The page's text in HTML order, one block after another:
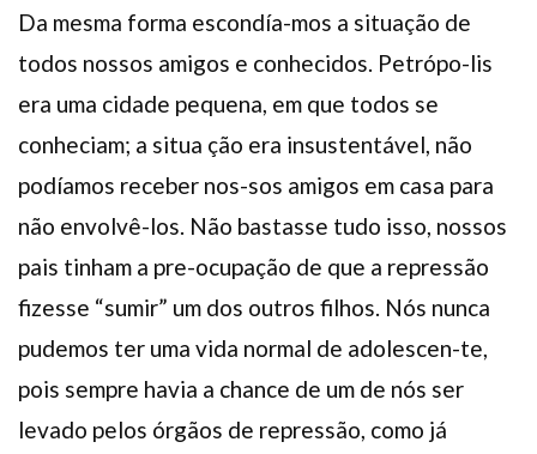
Da mesma forma escondía-mos a situação de
todos nossos amigos e conhecidos. Petrópo-lis
era uma cidade pequena, em que todos se
conheciam; a situa ção era insustentável, não
podíamos receber nos-sos amigos em casa para
não envolvê-los. Não bastasse tudo isso, nossos
pais tinham a pre-ocupação de que a repressão
fizesse “sumir” um dos outros filhos. Nós nunca
pudemos ter uma vida normal de adolescen-te,
pois sempre havia a chance de um de nós ser
levado pelos órgãos de repressão, como já